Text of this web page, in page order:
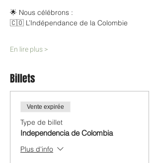
🌟 Nous célébrons :
🇨🇴 L’Indépendance de la Colombie
En lire plus >
Billets
Vente expirée
Type de billet
Independencia de Colombia
Plus d'info